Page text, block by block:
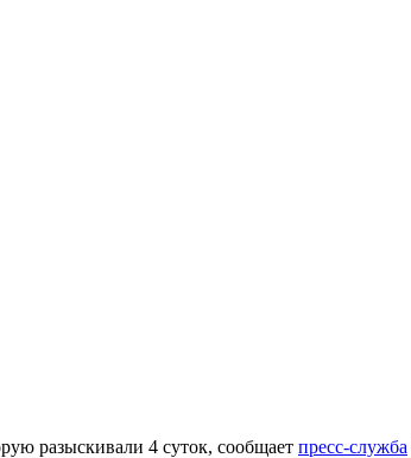
разыскивали 4 суток, сообщает пресс-служба